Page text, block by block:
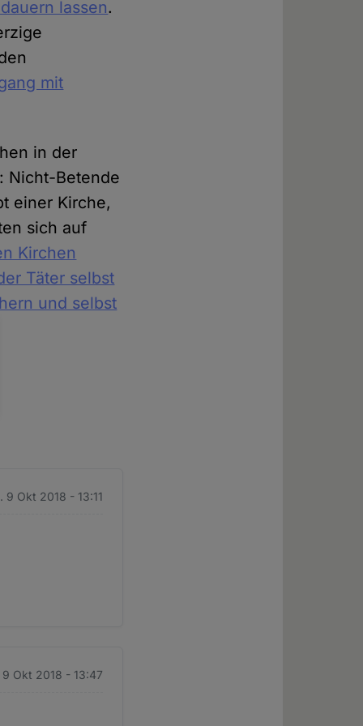
lassen.
mit
in der
Nicht-Betende
einer Kirche,
sich auf
Kirchen
Täter selbst
und selbst
9 Okt 2018 - 13:11
9 Okt 2018 - 13:47